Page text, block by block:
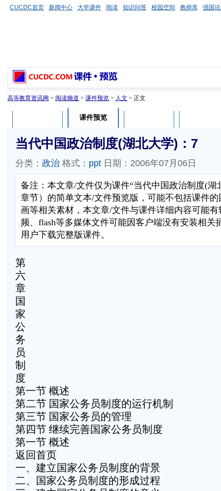
CUCDC首页 新闻中心 大学课件 阅读 知识问答 校园空间 教师库 强国
高等教育资讯网 > 阅读频道 > 课件预览 > 人文 > 正文
课件预览
当代中国政治制度(湖北大学)：7
分类： 政治 格式： ppt 日期：2006年07月06日
备注：本文章/文件仅为课件“当代中国政治制度(湖
章节）的简单文本/文件预览版，可能不包括课件
画等相关素材，本文章/文件与课件详细内容可能
频、flash等多媒体文件可能因客户端没有安装相关
用户下载完整版课件。
第
六
章
国
家
公
务
员
制
度
第一节 概述
第二节 国家公务员制度的运行机制
第三节 国家公务员的管理
第四节 继续完善国家公务员制度
第一节 概述
返回首页
一、建立国家公务员制度的背景
二、国家公务员制度的形成过程